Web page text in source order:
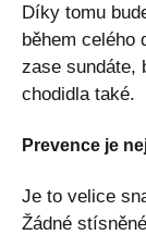
Díky tomu
během celého
zase sundáte,
chodidla také.
Prevence je
Je to velice
Žádné